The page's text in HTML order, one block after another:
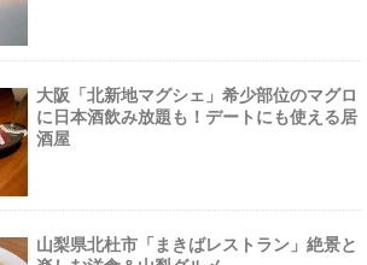
大阪「北新地マグシェ」希少部位のマグロ
に日本酒飲み放題も！デートにも使える居
酒屋
山梨県北杜市「まきばレストラン」絶景と